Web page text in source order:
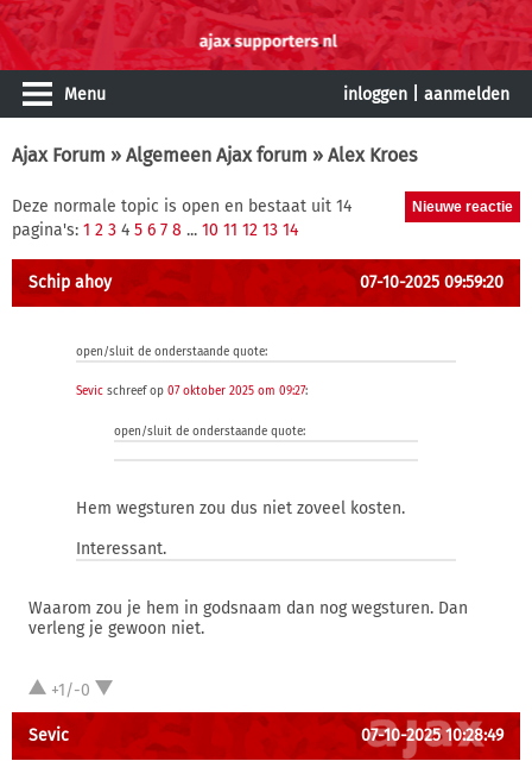
Menu inloggen aanmelden
Ajax Forum » Algemeen Ajax forum » Alex Kroes
Deze normale topic is open en bestaat uit 14
pagina's: 1 2 3 4 5 6 7 8 ... 10 11 12 13 14
Schip ahoy 07-10-2025 09:59:20
open/sluit de onderstaande quote:
Sevic schreef op 07 oktober 2025 om 09:27:
open/sluit de onderstaande quote:
Hem wegsturen zou dus niet zoveel kosten.
Interessant.
Waarom zou je hem in godsnaam dan nog wegsturen. Dan
verleng je gewoon niet.
+1/-0
Sevic 07-10-2025 10:28:49